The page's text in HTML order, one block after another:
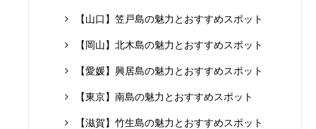
【山口】笠戸島の魅力とおすすめスポット
【岡山】北木島の魅力とおすすめスポット
【愛媛】興居島の魅力とおすすめスポット
【東京】南島の魅力とおすすめスポット
【滋賀】竹生島の魅力とおすすめスポット